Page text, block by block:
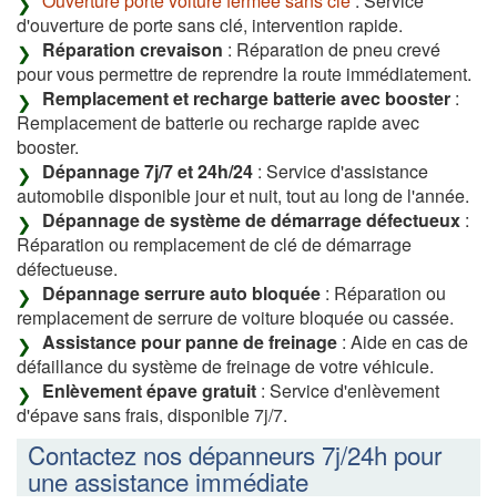
d'ouverture de porte sans clé, intervention rapide.
Réparation crevaison : Réparation de pneu crevé
pour vous permettre de reprendre la route immédiatement.
Remplacement et recharge batterie avec booster :
Remplacement de batterie ou recharge rapide avec
booster.
Dépannage 7j/7 et 24h/24 : Service d'assistance
automobile disponible jour et nuit, tout au long de l'année.
Dépannage de système de démarrage défectueux :
Réparation ou remplacement de clé de démarrage
défectueuse.
Dépannage serrure auto bloquée : Réparation ou
remplacement de serrure de voiture bloquée ou cassée.
Assistance pour panne de freinage : Aide en cas de
défaillance du système de freinage de votre véhicule.
Enlèvement épave gratuit : Service d'enlèvement
d'épave sans frais, disponible 7j/7.
Contactez nos dépanneurs 7j/24h pour
une assistance immédiate